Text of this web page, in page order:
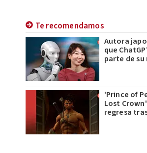
Te recomendamos
Autora
que
parte de su
'Prince of
Lost
regresa